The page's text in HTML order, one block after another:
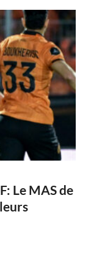
Le MAS de